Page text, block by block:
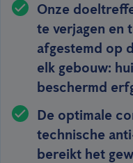
Onze
te verjagen en
afgestemd op
elk gebouw:
beschermd
De optimale
technische
bereikt het